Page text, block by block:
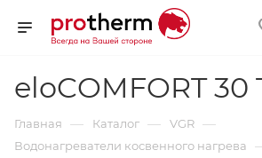
eloCOMFORT 30
Главная — Каталог — VGR —
Водонагреватели косвенного нагрева